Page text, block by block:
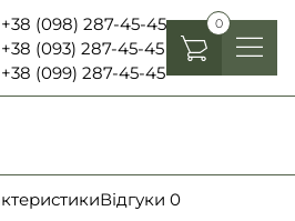
+38 (098) 287-45-45
+38 (093) 287-45-45
+38 (099) 287-45-45
0
Відгуки 0